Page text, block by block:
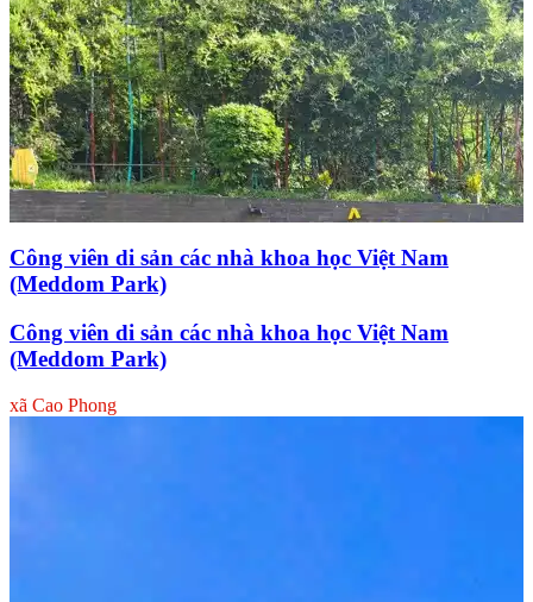
Công viên di sản các nhà khoa học Việt Nam
(Meddom Park)
Công viên di sản các nhà khoa học Việt Nam
(Meddom Park)
xã Cao Phong